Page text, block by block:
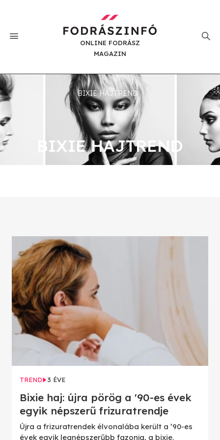
ONLINE FODRÁSZ
MAGAZIN
BIXIE HAJTREND
BIXIE HAJTREND
TREND 3 ÉVE
Bixie haj: újra pörög a '90-es évek
egyik népszerű frizuratrendje
Újra a frizuratrendek élvonalába került a ’90-es
évek egyik legnépszerűbb fazonja, a bixie.